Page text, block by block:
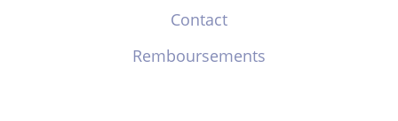
Contact
Remboursements